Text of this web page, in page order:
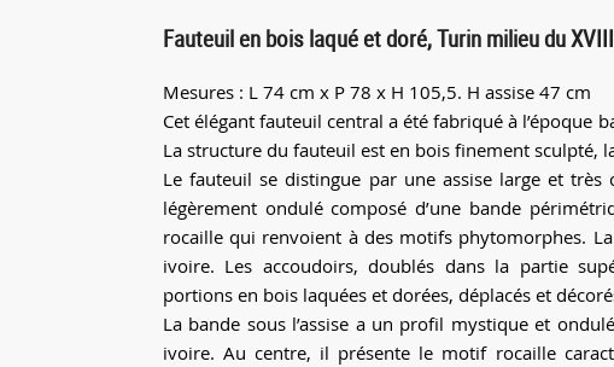
Fauteuil en bois laqué et doré, Turin milieu du
Mesures : L 74 cm x P 78 x H 105,5. H assise 47 cm
Cet élégant fauteuil central a été fabriqué à l’époque
La structure du fauteuil est en bois finement sculpté,
Le fauteuil se distingue par une assise large et
légèrement ondulé composé d’une bande
rocaille qui renvoient à des motifs phytomorphes.
ivoire. Les accoudoirs, doublés dans la partie
portions en bois laquées et dorées, déplacés et
La bande sous l’assise a un profil mystique et
ivoire. Au centre, il présente le motif rocaille